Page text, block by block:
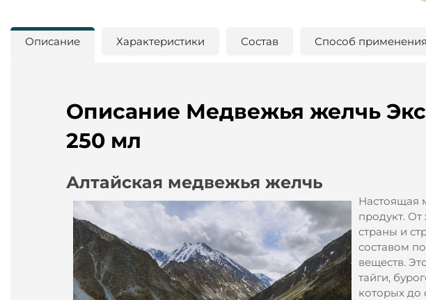
Описание Характеристики Состав Способ применения
Описание Медвежья желчь
250 мл
Алтайская медвежья желчь
Настоящая
продукт.
страны и
составом
веществ.
тайги,
которых до